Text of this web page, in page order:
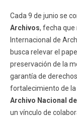
Cada 9 de junio se
Archivos, fecha que
Internacional de
busca relevar el
preservación de la
garantía de
fortalecimiento de la
Archivo Nacional
un vínculo de